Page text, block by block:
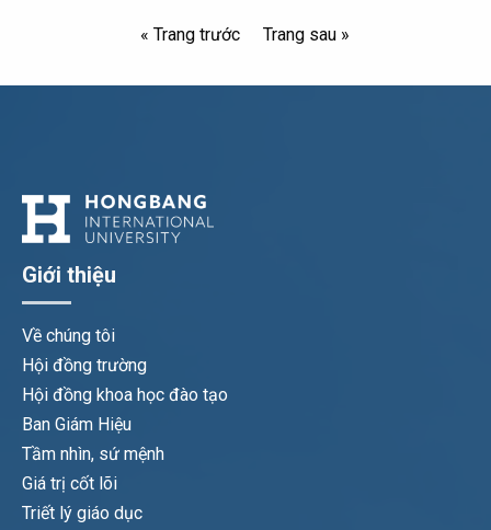
« Trang trước Trang sau »
Giới thiệu
Về chúng tôi
Hội đồng trường
Hội đồng khoa học đào tạo
Ban Giám Hiệu
Tầm nhìn, sứ mệnh
Giá trị cốt lõi
Triết lý giáo dục